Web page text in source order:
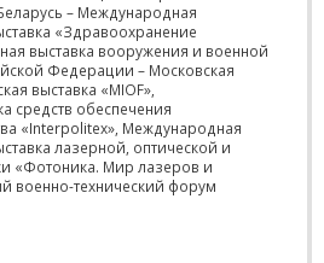
– Международная
«Здравоохранение
выставка вооружения и военной
Федерации – Московская
выставка «MIOF»,
средств обеспечения
«Interpolitex», Международная
лазерной, оптической и
«Фотоника. Мир лазеров и
военно-технический форум